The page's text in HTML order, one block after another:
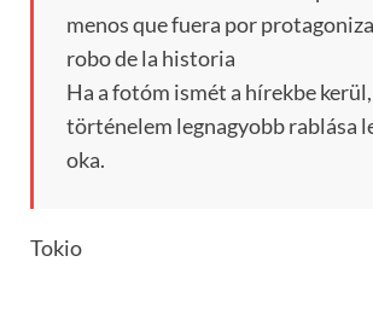
menos que fuera por
robo de la historia
Ha a fotóm ismét a hírekbe kerül,
történelem legnagyobb rablása
oka.
Tokio